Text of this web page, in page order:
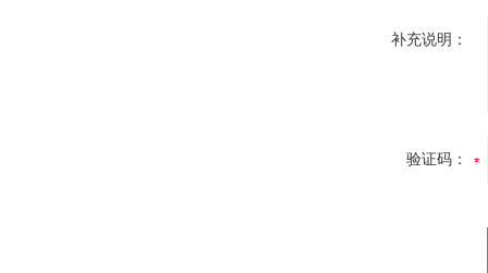
补充说明：
验证码：